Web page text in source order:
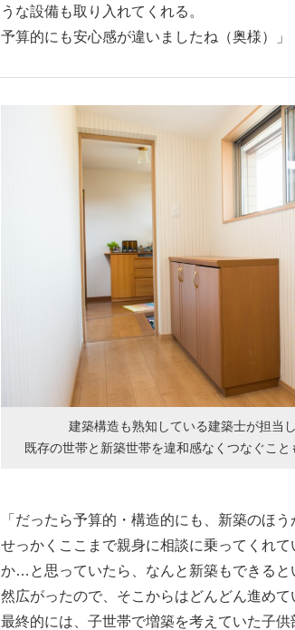
うな設備も取り入れてくれる。
予算的にも安心感が違いましたね（奥様）」
建築構造も熟知している建築士が担当
既存の世帯と新築世帯を違和感なくつなぐこと
「だったら予算的・構造的にも、新築のほ
せっかくここまで親身に相談に乗ってくれ
か…と思っていたら、なんと新築もできる
然広がったので、そこからはどんどん進めて
最終的には、子世帯で増築を考えていた子